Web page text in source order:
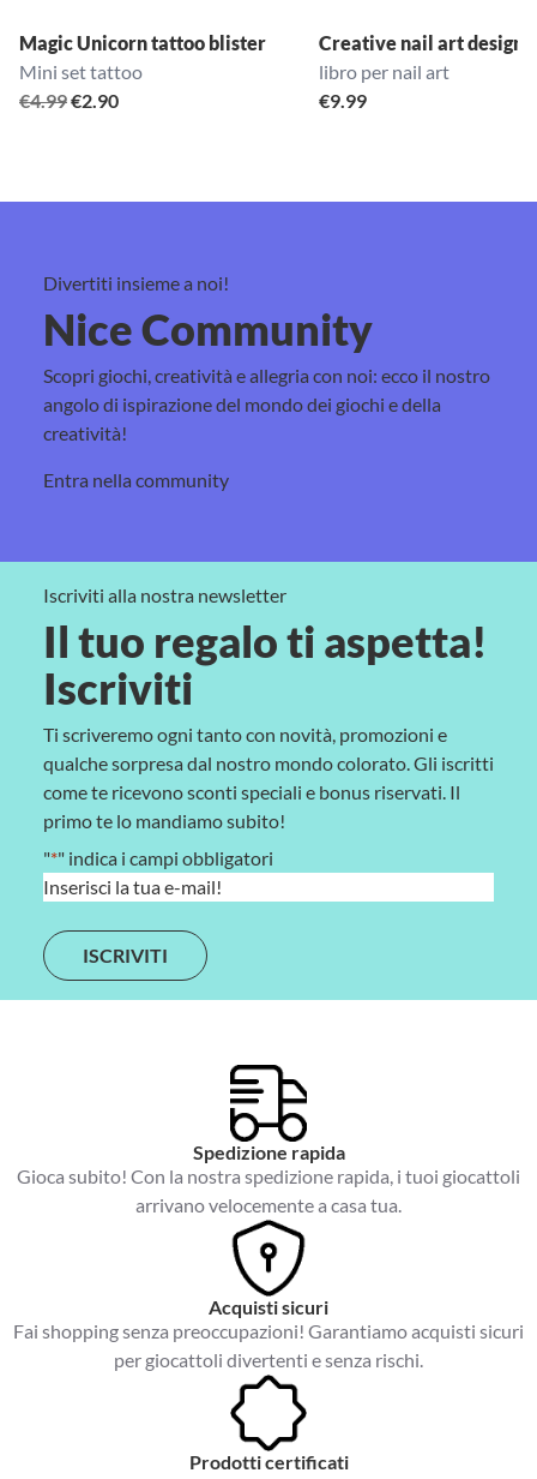
Magic Unicorn tattoo blister
Mini set tattoo
€4.99Il
€2.90Il
Creative nail art design
libro per nail art
€9.99
Divertiti insieme a noi!
Nice Community
Scopri giochi, creatività e allegria con noi: ecco il nostro
angolo di ispirazione del mondo dei giochi e della
creatività!
Entra nella community
Iscriviti alla nostra newsletter
Il tuo regalo ti aspetta!
Iscriviti
Ti scriveremo ogni tanto con novità, promozioni e
qualche sorpresa dal nostro mondo colorato. Gli iscritti
come te ricevono sconti speciali e bonus riservati. Il
primo te lo mandiamo subito!
"*" indica i campi obbligatori
E
a
i
l
Spedizione rapida
Gioca subito! Con la nostra spedizione rapida, i tuoi giocattoli
arrivano velocemente a casa tua.
Acquisti sicuri
Fai shopping senza preoccupazioni! Garantiamo acquisti sicuri
per giocattoli divertenti e senza rischi.
Prodotti certificati